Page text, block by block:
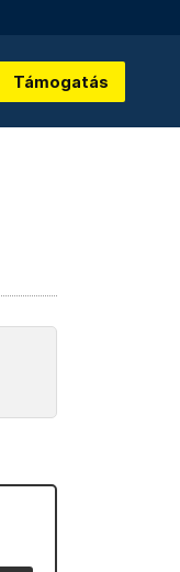
Támogatás